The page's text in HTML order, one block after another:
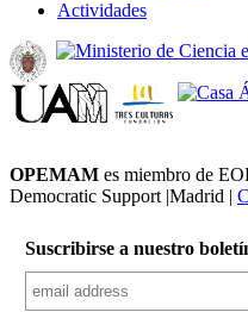
Actividades
OPEMAM es miembro de
Democratic Support |Madrid |
Suscribirse a nuestro